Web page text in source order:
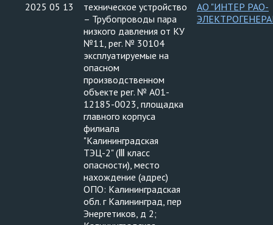
2025 05 13
техническое устройство
– Трубопроводы пара
низкого давления от КУ
№11, рег. № 30104
эксплуатируемые на
опасном
производственном
объекте рег. № А01-
12185-0023, площадка
главного корпуса
филиала
"Калининградская
ТЭЦ-2" (Ⅲ класс
опасности), место
нахождение (адрес)
ОПО: Калининградская
обл. г Калининград, пер
Энергетиков, д 2;
АО "ИНТЕР РАО-